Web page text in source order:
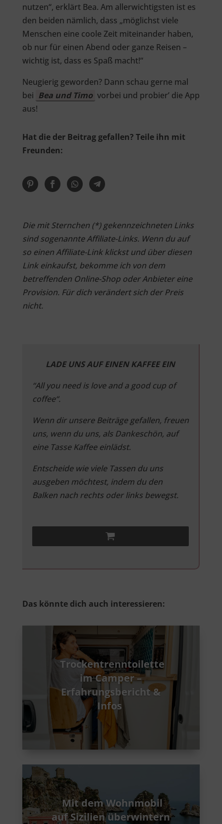
nutzen“, erklärt Bea. Am allerwichtigsten ist es
den beiden nämlich, dass „möglichst viele
Menschen eine coole Zeit miteinander haben,
ob nur für einen Abend oder ganze Reisen –
wichtig ist, dass es Spaß macht!“
Neugierig geworden? Dann schau gerne mal
bei Bea und Timo vorbei und probier’ die App
aus!
Hat die der Beitrag gefallen? Teile ihn mit
Freunden:
Die mit Sternchen (*) gekennzeichneten Links
sind sogenannte Affiliate-Links. Wenn du auf
so einen Affiliate-Link klickst und über diesen
Link einkaufst, bekomme ich von dem
betreffenden Online-Shop oder Anbieter eine
Provision. Für dich verändert sich der Preis
nicht.
LADE UNS AUF EINEN KAFFEE EIN
“All you need is love and a good cup of
coffee“.
Wenn dir unsere Beiträge gefallen, freuen
uns, wenn du uns, als Dankeschön, auf
eine Tasse Kaffee einlädst.
Entscheide wie viele Tassen du uns
ausgeben möchtest, indem du den
Balken nach rechts oder links bewegst.
Das könnte dich auch interessieren:
Trockentrenntoilette
im Camper –
Erfahrungsbericht &
Infos
Mit dem Wohnmobil
auf Sizilien überwintern